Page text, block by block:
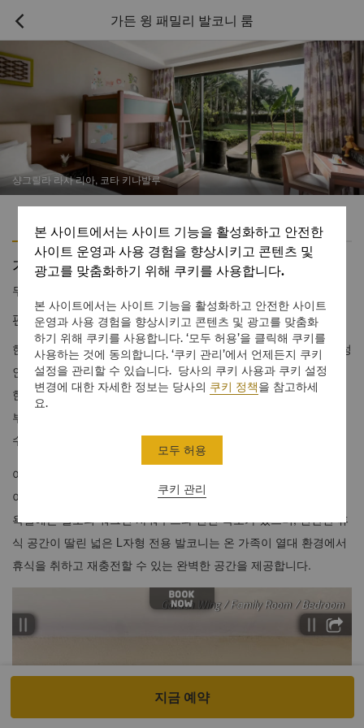
 가든 윙 패밀리 발코니 룸
샹그릴라 라사 리아, 코타 키나발루
가든 윙 패밀리 발코니 룸
무료
편안한 분위기에서 가족과 유대감을 쌓는 시간
현대적인 가족을 위해 세심하게 설계된 이 넓은 패밀리 룸은 최대 성
인 2명과 만 11세 이하의 어린이 2명이 편안하게 머물 수 있습니다.
현대적인 편안함과 가족 친화적인 요소가 조화를 이루는 각 객실은
부모가 휴식을 취하고 어린이가 기억에 남을 자신만의 모험을 즐길
수 있는 편안한 휴식처를 선사합니다.
어린이 투숙객은 만 7~11세 어린이용으로 디자인된 포근한 장난감
이 완비된 이층 침대에서 즐거운 시간을 보낼 수 있습니다. 우아한
욕실에는 별도의 워크인 샤워부스와 전신 욕조가 있으며, 편안한 휴
식 공간이 딸린 넓은 L자형 전용 발코니는 온 가족이 열대 환경에서
휴식을 취하고 재충전할 수 있는 완벽한 공간을 제공합니다.
지금 예약
본 사이트에서는 사이트 기능을 활성화하고 안전한
사이트 운영과 사용 경험을 향상시키고 콘텐츠 및
광고를 맞춤화하기 위해 쿠키를 사용합니다.
본 사이트에서는 사이트 기능을 활성화하고 안전한 사이트
운영과 사용 경험을 향상시키고 콘텐츠 및 광고를 맞춤화
하기 위해 쿠키를 사용합니다. ‘모두 허용’을 클릭해 쿠키를
사용하는 것에 동의합니다. ‘쿠키 관리’에서 언제든지 쿠키
설정을 관리할 수 있습니다. 당사의 쿠키 사용과 쿠키 설정
변경에 대한 자세한 정보는 당사의 쿠키 정책을 참고하세
요.
쿠키 관리
모두 허용